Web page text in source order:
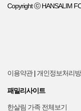
Copyright ⓒ HANSALIM
이용약관| 개인정보처리
패밀리사이트
한살림 가족 전체보기